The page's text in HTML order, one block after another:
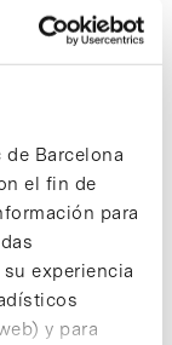
Barcelona
el fin de
para
experiencia
y para
el
de
de
Servicios
en 1987),
de los
para
de rayos